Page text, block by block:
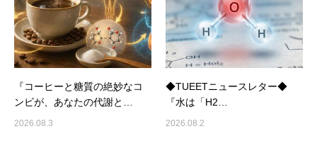
『コーヒーと糖質の絶妙なコ
ンビが、あなたの代謝と…
2026.08.3
◆TUEETニュースレター◆
『水は「H2…
2026.08.2